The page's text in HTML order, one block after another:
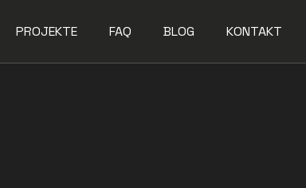
PROJEKTE FAQ BLOG KONTAKT